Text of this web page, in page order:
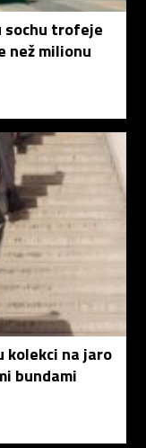
sochu trofeje
než milionu
kolekci na jaro
bundami